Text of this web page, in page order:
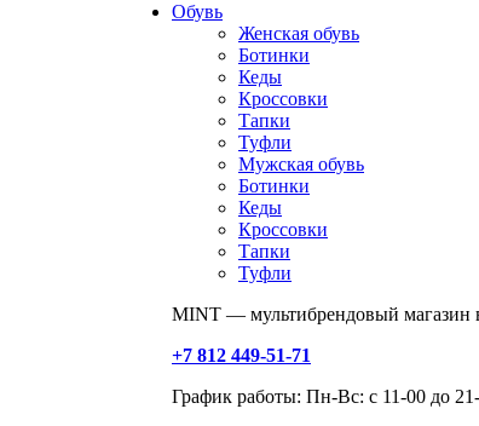
Обувь
Женская обувь
Ботинки
Кеды
Кроссовки
Тапки
Туфли
Мужская обувь
Ботинки
Кеды
Кроссовки
Тапки
Туфли
MINT — мультибрендовый магазин
+7 812 449-51-71
График работы: Пн-Вс: с 11-00 до